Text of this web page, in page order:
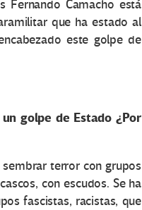
Fernando Camacho está
que ha estado al
este golpe de
golpe de Estado ¿Por
terror con grupos
con escudos. Se ha
fascistas, racistas, que